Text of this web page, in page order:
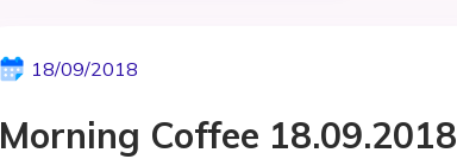
18/09/2018
Morning Coffee 18.09.2018